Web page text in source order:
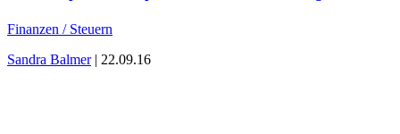
Finanzen / Steuern
Sandra Balmer| 22.09.16